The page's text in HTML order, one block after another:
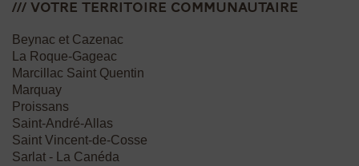
/// votre Territoire communautaire
Beynac et Cazenac
La Roque-Gageac
Marcillac Saint Quentin
Marquay
Proissans
Saint-André-Allas
Saint Vincent-de-Cosse
Sarlat - La Canéda